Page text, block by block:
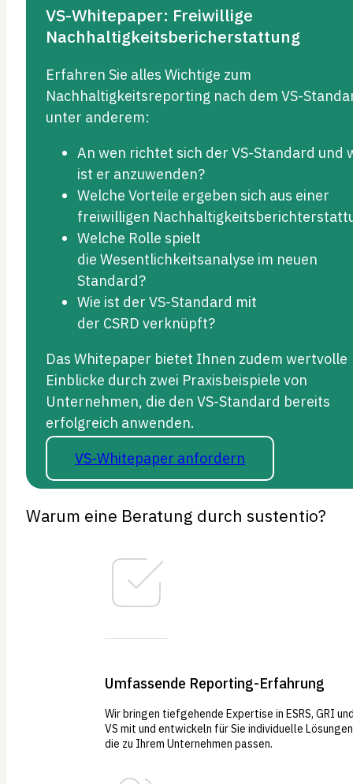
VS-Whitepaper: Freiwillige
Nachhaltigkeitsbericherstattung
Erfahren Sie alles Wichtige zum
Nachhaltigkeitsreporting nach dem VS-
unter anderem:
An wen richtet sich der VS-Standard und
ist er anzuwenden?
Welche Vorteile ergeben sich aus einer
freiwilligen
Welche Rolle spielt
die Wesentlichkeitsanalyse im neuen
Standard?
Wie ist der VS-Standard mit
der CSRD verknüpft?
Das Whitepaper bietet Ihnen zudem wertvolle
Einblicke durch zwei Praxisbeispiele von
Unternehmen, die den VS-Standard bereits
erfolgreich anwenden.
VS-Whitepaper anfordern
Warum eine Beratung durch sustentio?
Umfassende Reporting-Erfahrung
Wir bringen tiefgehende Expertise in ESRS, GRI
VS mit und entwickeln für Sie individuelle
die zu Ihrem Unternehmen passen.